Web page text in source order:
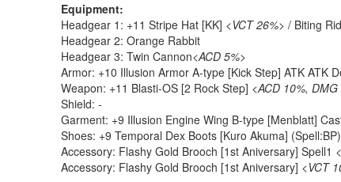
Equipment:
Headgear 1: +11 Stripe Hat [KK] <VCT 26%> / Biting
Headgear 2: Orange Rabbit
Headgear 3: Twin Cannon<ACD 5%>
Armor: +10 Illusion Armor A-type [Kick Step] ATK ATK
Weapon: +11 Blasti-OS [2 Rock Step] <ACD 10%, DMG
Shield: -
Garment: +9 Illusion Engine Wing B-type [Menblatt]
Shoes: +9 Temporal Dex Boots [Kuro Akuma] (Spell:BP)
Accessory: Flashy Gold Brooch [1st Aniversary] Spell1
Accessory: Flashy Gold Brooch [1st Aniversary] <VCT